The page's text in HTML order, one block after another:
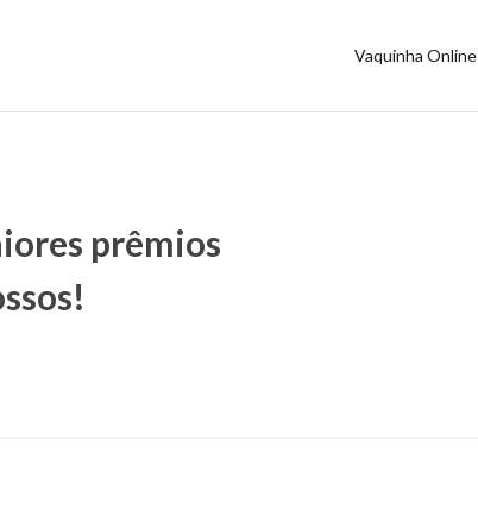
Vaquinha Online
prêmios